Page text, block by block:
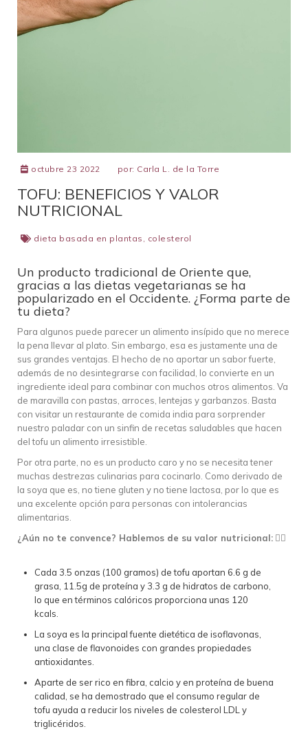
octubre 23 2022 por: Carla L. de la Torre
TOFU: BENEFICIOS Y VALOR
NUTRICIONAL
dieta basada en plantas , colesterol
Un producto tradicional de Oriente que,
gracias a las dietas vegetarianas se ha
popularizado en el Occidente. ¿Forma parte de
tu dieta?
Para algunos puede parecer un alimento insípido que no merece
la pena llevar al plato. Sin embargo, esa es justamente una de
sus grandes ventajas. El hecho de no aportar un sabor fuerte,
además de no desintegrarse con facilidad, lo convierte en un
ingrediente ideal para combinar con muchos otros alimentos. Va
de maravilla con pastas, arroces, lentejas y garbanzos. Basta
con visitar un restaurante de comida india para sorprender
nuestro paladar con un sinfin de recetas saludables que hacen
del tofu un alimento irresistible.
Por otra parte, no es un producto caro y no se necesita tener
muchas destrezas culinarias para cocinarlo. Como derivado de
la soya que es, no tiene gluten y no tiene lactosa, por lo que es
una excelente opción para personas con intolerancias
alimentarias.
¿Aún no te convence? Hablemos de su valor nutricional: 👇🏽
Cada 3.5 onzas (100 gramos) de tofu aportan 6.6 g de
grasa, 11.5g de proteína y 3.3 g de hidratos de carbono,
lo que en términos calóricos proporciona unas 120
kcals.
La soya es la principal fuente dietética de isoflavonas,
una clase de flavonoides con grandes propiedades
antioxidantes.
Aparte de ser rico en fibra, calcio y en proteína de buena
calidad, se ha demostrado que el consumo regular de
tofu ayuda a reducir los niveles de colesterol LDL y
triglicéridos.